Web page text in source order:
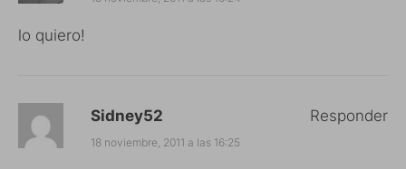
lo quiero!
Sidney52
18 noviembre, 2011 a las 16:25
Responder